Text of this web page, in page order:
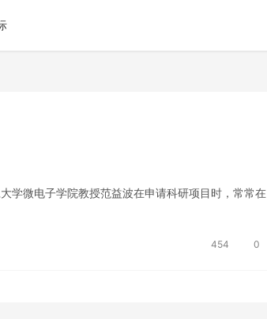
学微电子学院教授范益波在申请科研项目时，常常在
454 0